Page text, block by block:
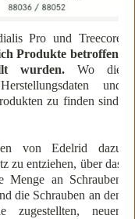
Pro und Treecore
Produkte betroffen,
wurden. Wo die
und
zu finden sind,
von Edelrid dazu
zu entziehen, über das
Menge an Schrauben
die Schrauben an den
zugestellten, neuen